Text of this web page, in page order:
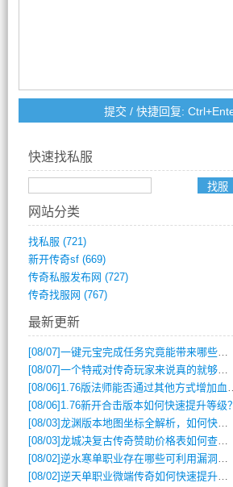
快速找私服
网站分类
找私服 (721)
新开传奇sf(669)
传奇私服发布网 (727)
传奇找服网 (767)
最新更新
[08/07]一键元宝完成任务究竟能带来哪些超值优势？
[08/07]一个特戒对传奇玩家来说真的就够用了吗？
[08/06] 1.76版法师能否通过其他方式增加血量？
[08/06] 1.76新开合击版本如何快速提升等级？
[08/03]龙渊版本地图坐标全解析，如何快速定位BOSS位置？
[08/03]龙城决复古传奇赞助价格表如何查询？
[08/02]逆水寒单职业存在哪些可利用漏洞？如何快速提升战力？
[08/02]逆天单职业微端传奇如何快速提升战力？新手必看攻略